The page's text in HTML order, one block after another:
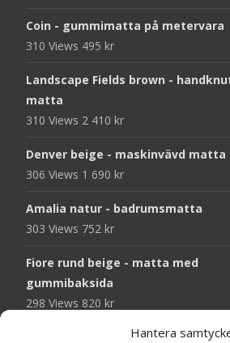
Hantera
Coin - gummimatta på metervara
310 Views 495 kr
Landscape Fields brown -
matta
310 Views 2 410 kr
Denver beige - maskinvävd matta
306 Views 1 690 kr
Amalia natur - badrumsmatta
303 Views 752 kr
Fiore rund beige - matta med
gummibaksida
298 Views 820 kr
Sunrise grå - dörrmatta